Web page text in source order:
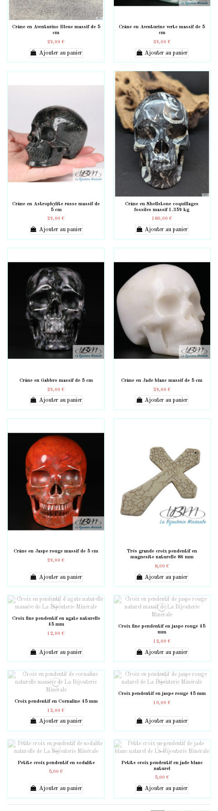
Crâne en Aventurine Bleue massif de 5
cm
29,00 €
Ajouter au panier
Crâne en Aventurine verte massif de 5
cm
29,00 €
Ajouter au panier
Crâne en Astrophylite russe massif de
5 cm
29,00 €
Ajouter au panier
Crâne en Shellstone coquillages
fossiles massif 1.359 kg
180,00 €
Ajouter au panier
Crâne en Gabbro massif de 5 cm
29,00 €
Ajouter au panier
Crâne en Jade blanc massif de 5 cm
29,00 €
Ajouter au panier
Crâne en Jaspe rouge massif de 5 cm
29,00 €
Ajouter au panier
Trés grande croix pendentif en
magnesite naturelle 86 mm
8,00 €
Ajouter au panier
Croix fine pendentif en agate naturelle
45 mm
12,00 €
Ajouter au panier
Croix fine pendentif en jaspe rouge 45
mm
12,00 €
Ajouter au panier
Croix pendentif en Cornaline 45 mm
12,00 €
Ajouter au panier
Croix pendentif en jaspe rouge 45 mm
10,00 €
Ajouter au panier
Petite croix pendentif en sodalite
5,00 €
Ajouter au panier
Petite croix pendentif en jade blanc
naturel
5,00 €
Ajouter au panier